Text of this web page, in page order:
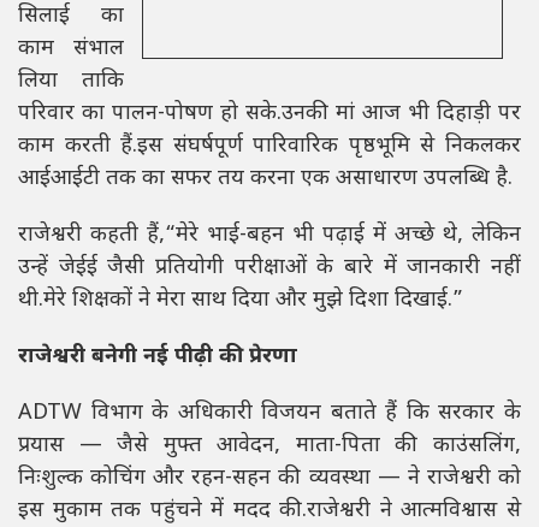
सिलाई का
काम संभाल
लिया ताकि
परिवार का पालन-पोषण हो सके.उनकी मां आज भी दिहाड़ी पर
काम करती हैं.इस संघर्षपूर्ण पारिवारिक पृष्ठभूमि से निकलकर
आईआईटी तक का सफर तय करना एक असाधारण उपलब्धि है.
राजेश्वरी कहती हैं,“मेरे भाई-बहन भी पढ़ाई में अच्छे थे, लेकिन
उन्हें जेईई जैसी प्रतियोगी परीक्षाओं के बारे में जानकारी नहीं
थी.मेरे शिक्षकों ने मेरा साथ दिया और मुझे दिशा दिखाई.”
राजेश्वरी बनेगी नई पीढ़ी की प्रेरणा
ADTW विभाग के अधिकारी विजयन बताते हैं कि सरकार के
प्रयास — जैसे मुफ्त आवेदन, माता-पिता की काउंसलिंग,
निःशुल्क कोचिंग और रहन-सहन की व्यवस्था — ने राजेश्वरी को
इस मुकाम तक पहुंचने में मदद की.राजेश्वरी ने आत्मविश्वास से